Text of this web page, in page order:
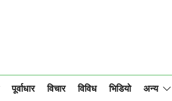
पूर्वाधार विचार विविध भिडियो अन्य